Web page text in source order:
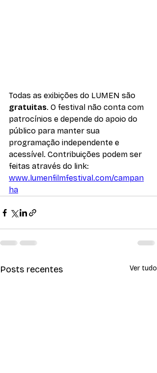
Todas as exibições do LUMEN são
gratuitas. O festival não conta com
patrocínios e depende do apoio do
público para manter sua
programação independente e
acessível. Contribuições podem ser
feitas através do link:
www.lumenfilmfestival.com/campan
ha
Posts recentes Ver tudo